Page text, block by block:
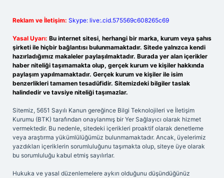
Reklam ve İletişim: Skype: live:.cid.575569c608265c69
Yasal Uyarı: Bu internet sitesi, herhangi bir marka, kurum veya şahıs
şirketi ile hiçbir bağlantısı bulunmamaktadır. Sitede yalnızca kendi
hazırladığımız makaleler paylaşılmaktadır. Burada yer alan içerikler
haber niteliği taşımamakta olup, gerçek kurum ve kişiler hakkında
paylaşım yapılmamaktadır. Gerçek kurum ve kişiler ile isim
benzerlikleri tamamen tesadüfidir. Sitemizdeki bilgiler taslak
halindedir ve tavsiye niteliği taşımazlar.
Sitemiz, 5651 Sayılı Kanun gereğince Bilgi Teknolojileri ve İletişim
Kurumu (BTK) tarafından onaylanmış bir Yer Sağlayıcı olarak hizmet
vermektedir. Bu nedenle, sitedeki içerikleri proaktif olarak denetleme
veya araştırma yükümlülüğümüz bulunmamaktadır. Ancak, üyelerimiz
yazdıkları içeriklerin sorumluluğunu taşımakta olup, siteye üye olarak
bu sorumluluğu kabul etmiş sayılırlar.
Hukuka ve yasal düzenlemelere aykırı olduğunu düşündüğünüz